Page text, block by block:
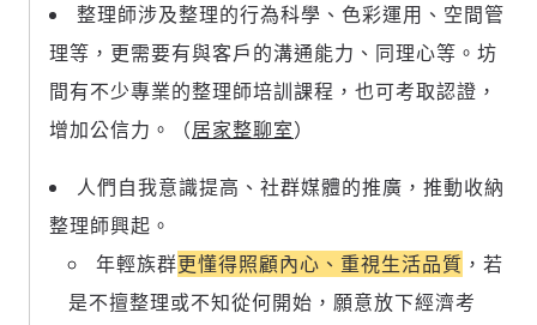
整理師涉及整理的行為科學、色彩運用、空間管
理等，更需要有與客戶的溝通能力、同理心等。坊
間有不少專業的整理師培訓課程，也可考取認證，
增加公信力。（居家整聊室）
人們自我意識提高、社群媒體的推廣，推動收納
整理師興起。
年輕族群更懂得照顧內心、重視生活品質 ，若
是不擅整理或不知從何開始，願意放下經濟考